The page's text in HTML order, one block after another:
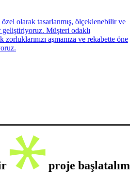
olarak tasarlanmış, ölçeklenebilir ve
geliştiriyoruz. Müşteri odaklı
zorluklarınızı aşmanıza ve rekabette öne
proje başlatalım